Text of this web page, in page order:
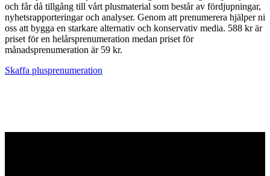
och får då tillgång till vårt plusmaterial som består av fördjupningar,
nyhetsrapporteringar och analyser. Genom att prenumerera hjälper ni
oss att bygga en starkare alternativ och konservativ media. 588 kr är
priset för en helårsprenumeration medan priset för
månadsprenumeration är 59 kr.
Skaffa plusprenumeration